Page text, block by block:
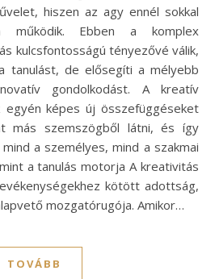
hiszen az agy ennél sokkal
működik. Ebben a komplex
kulcsfontosságú tényezővé válik,
tanulást, de elősegíti a mélyebb
gondolkodást. A kreatív
képes új összefüggéseket
más szemszögből látni, és így
a személyes, mind a szakmai
a tanulás motorja A kreativitás
kötött adottság,
mozgatórugója. Amikor…
TOVÁBB